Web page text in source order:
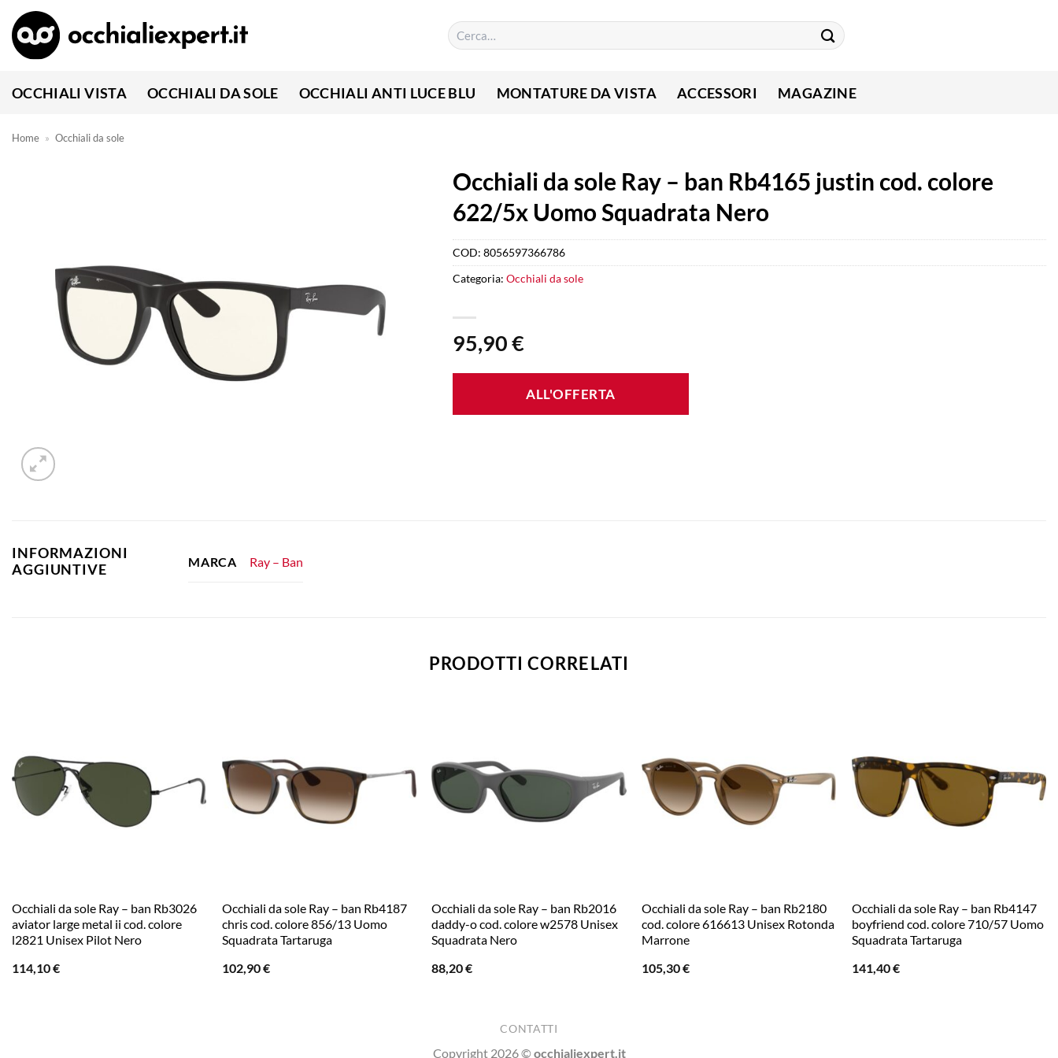
Salta
contenuti
Cerca:
OCCHIALI VISTA OCCHIALI DA SOLE OCCHIALI ANTI LUCE BLU MONTATURE DA VISTA ACCESSORI MAGAZINE
Home » Occhiali da sole
Occhiali da sole Ray – ban Rb4165 justin cod. colore
622/5x Uomo Squadrata Nero
95,90€
ALL'OFFERTA
COD: 8056597366786
Categoria: Occhiali da sole
INFORMAZIONI
AGGIUNTIVE
MARCA Ray – Ban
PRODOTTI CORRELATI
Occhiali da sole Ray – ban Rb3026
aviator large metal ii cod. colore
l2821 Unisex Pilot Nero
114,10€
Occhiali da sole Ray – ban Rb4187
chris cod. colore 856/13 Uomo
Squadrata Tartaruga
102,90€
Occhiali da sole Ray – ban Rb2016
daddy-o cod. colore w2578 Unisex
Squadrata Nero
88,20€
Occhiali da sole Ray – ban Rb2180
cod. colore 616613 Unisex Rotonda
Marrone
105,30€
Occhiali da sole Ray – ban Rb4147
boyfriend cod. colore 710/57 Uomo
Squadrata Tartaruga
141,40€
CONTATTI
Copyright 2026 ©occhialiexpert.it